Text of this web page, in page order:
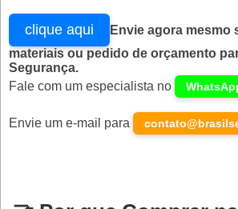
clique aqui
Envie agora mesmo
materiais ou pedido de orçamento
Segurança.
Fale com um especialista no
Envie um e-mail para